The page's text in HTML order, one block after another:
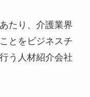
たり、介護業界
とをビジネスチ
う人材紹介会社